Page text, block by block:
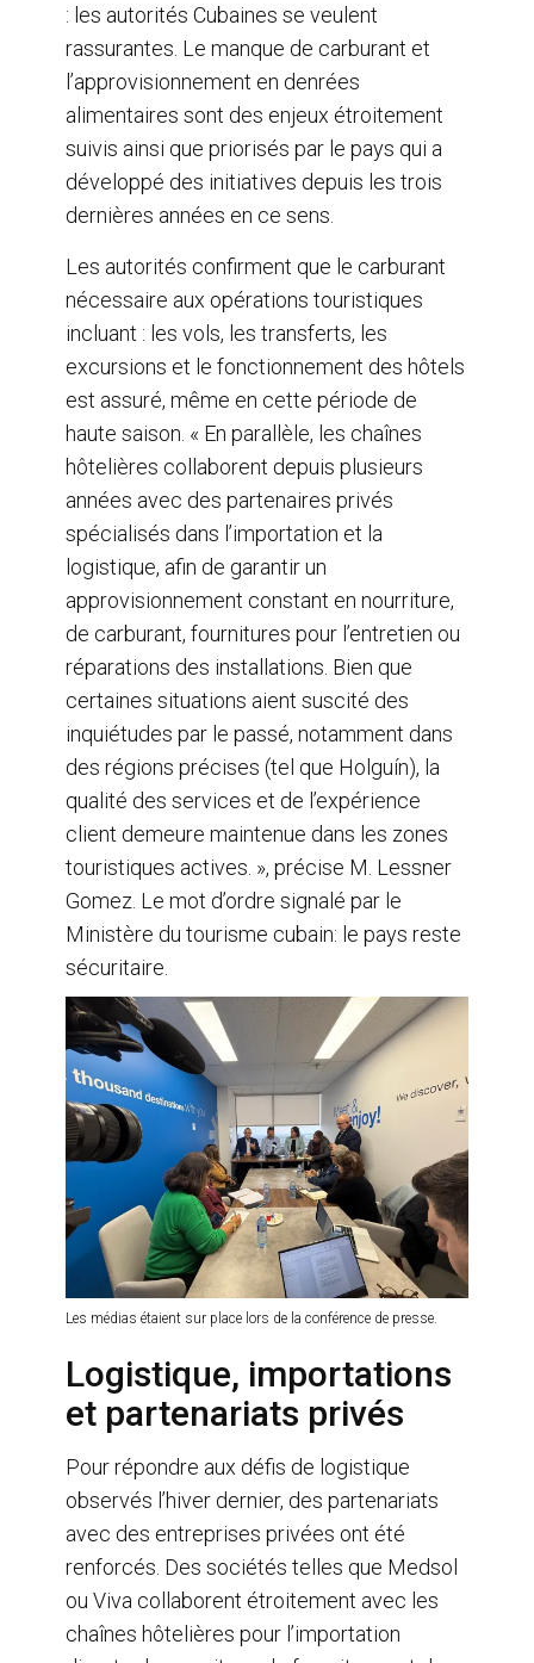
: les autorités Cubaines se veulent
rassurantes. Le manque de carburant et
l’approvisionnement en denrées
alimentaires sont des enjeux étroitement
suivis ainsi que priorisés par le pays qui a
développé des initiatives depuis les trois
dernières années en ce sens.
Les autorités confirment que le carburant
nécessaire aux opérations touristiques
incluant : les vols, les transferts, les
excursions et le fonctionnement des hôtels
est assuré, même en cette période de
haute saison. « En parallèle, les chaînes
hôtelières collaborent depuis plusieurs
années avec des partenaires privés
spécialisés dans l’importation et la
logistique, afin de garantir un
approvisionnement constant en nourriture,
de carburant, fournitures pour l’entretien ou
réparations des installations. Bien que
certaines situations aient suscité des
inquiétudes par le passé, notamment dans
des régions précises (tel que Holguín), la
qualité des services et de l’expérience
client demeure maintenue dans les zones
touristiques actives. », précise M. Lessner
Gomez. Le mot d’ordre signalé par le
Ministère du tourisme cubain: le pays reste
sécuritaire.
Les médias étaient sur place lors de la conférence de presse.
Logistique, importations
et partenariats privés
Pour répondre aux défis de logistique
observés l’hiver dernier, des partenariats
avec des entreprises privées ont été
renforcés. Des sociétés telles que Medsol
ou Viva collaborent étroitement avec les
chaînes hôtelières pour l’importation